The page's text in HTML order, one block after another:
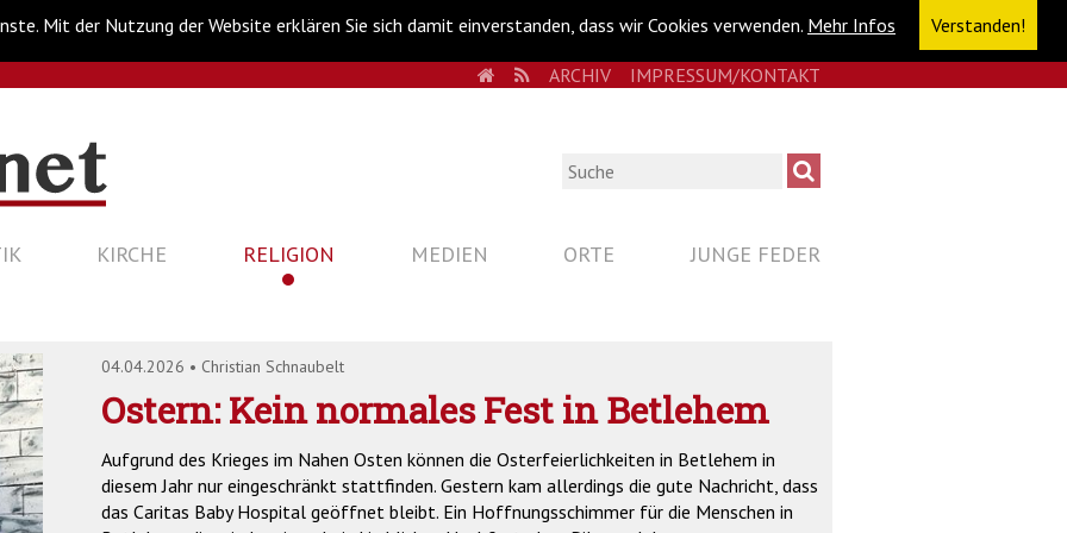
Mit der Nutzung der Website erklären Sie sich damit einverstanden, dass wir Cookies verwenden. Mehr Infos Verstanden!
HOMERSSARCHIV IMPRESSUM/KONTAKT
Suche
KIRCHE RELIGION MEDIEN ORTE JUNGE FEDER
04.04.2026 • Christian Schnaubelt
Ostern: Kein normales Fest in Betlehem
Aufgrund des Krieges im Nahen Osten können die Osterfeierlichkeiten in Betlehem in
diesem Jahr nur eingeschränkt stattfinden. Gestern kam allerdings die gute Nachricht, dass
das Caritas Baby Hospital geöffnet bleibt. Ein Hoffnungsschimmer für die Menschen in